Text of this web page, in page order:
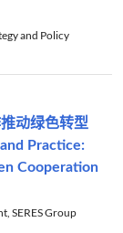
and Policy
动绿色转型
Practice:
Cooperation
SERES Group